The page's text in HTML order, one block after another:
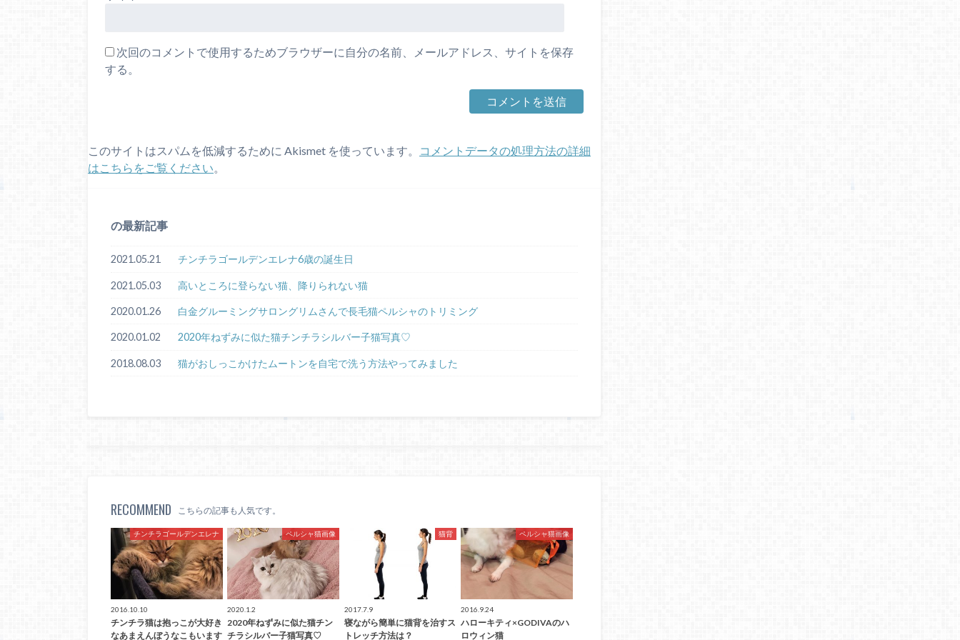
次回のコメントで使用するためブラウザーに自分の名前、メールアドレス、サイトを保存
する。
このサイトはスパムを低減するために Akismet を使っています。
コメントデータの処理方法の詳細
はこちらをご覧ください。
の最新記事
2021.05.21 チンチラゴールデンエレナ6歳の誕生日
2021.05.03 高いところに登らない猫、降りられない猫
2020.01.26 白金グルーミングサロングリムさんで長毛猫ペルシャのトリミング
2020.01.02 2020年ねずみに似た猫チンチラシルバー子猫写真♡
2018.08.03 猫がおしっこかけたムートンを自宅で洗う方法やってみました
RECOMMEND こちらの記事も人気です。
チンチラゴールデンエレナ
2016.10.10
チンチラ猫は抱っこが大好き
なあまえんぼうなこもいます
ペルシャ猫画像
2020.1.2
2020年ねずみに似た猫チン
チラシルバー子猫写真♡
猫背
2017.7.9
寝ながら簡単に猫背を治すス
トレッチ方法は？
ペルシャ猫画像
2016.9.24
ハローキティ×GODIVAのハ
ロウィン猫